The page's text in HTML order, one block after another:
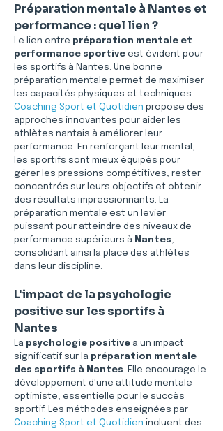
Préparation mentale à Nantes et
performance : quel lien ?
Le lien entre préparation mentale et
performance sportive est évident pour
les sportifs à Nantes. Une bonne
préparation mentale permet de maximiser
les capacités physiques et techniques.
Coaching Sport et Quotidien propose des
approches innovantes pour aider les
athlètes nantais à améliorer leur
performance. En renforçant leur mental,
les sportifs sont mieux équipés pour
gérer les pressions compétitives, rester
concentrés sur leurs objectifs et obtenir
des résultats impressionnants. La
préparation mentale est un levier
puissant pour atteindre des niveaux de
performance supérieurs à Nantes,
consolidant ainsi la place des athlètes
dans leur discipline.
L'impact de la psychologie
positive sur les sportifs à
Nantes
La psychologie positive a un impact
significatif sur la préparation mentale
des sportifs à Nantes. Elle encourage le
développement d'une attitude mentale
optimiste, essentielle pour le succès
sportif. Les méthodes enseignées par
Coaching Sport et Quotidien incluent des